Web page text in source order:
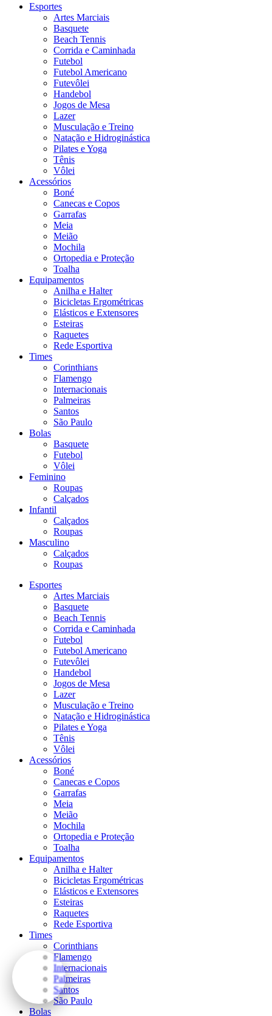
Esportes
Artes Marciais
Basquete
Beach Tennis
Corrida e Caminhada
Futebol
Futebol Americano
Futevôlei
Handebol
Jogos de Mesa
Lazer
Musculação e Treino
Natação e Hidroginástica
Pilates e Yoga
Tênis
Vôlei
Acessórios
Boné
Canecas e Copos
Garrafas
Meia
Meião
Mochila
Ortopedia e Proteção
Toalha
Equipamentos
Anilha e Halter
Bicicletas Ergométricas
Elásticos e Extensores
Esteiras
Raquetes
Rede Esportiva
Times
Corinthians
Flamengo
Internacionais
Palmeiras
Santos
São Paulo
Bolas
Basquete
Futebol
Vôlei
Feminino
Roupas
Calçados
Infantil
Calçados
Roupas
Masculino
Calçados
Roupas
Esportes
Artes Marciais
Basquete
Beach Tennis
Corrida e Caminhada
Futebol
Futebol Americano
Futevôlei
Handebol
Jogos de Mesa
Lazer
Musculação e Treino
Natação e Hidroginástica
Pilates e Yoga
Tênis
Vôlei
Acessórios
Boné
Canecas e Copos
Garrafas
Meia
Meião
Mochila
Ortopedia e Proteção
Toalha
Equipamentos
Anilha e Halter
Bicicletas Ergométricas
Elásticos e Extensores
Esteiras
Raquetes
Rede Esportiva
Times
Corinthians
Flamengo
Internacionais
Palmeiras
Santos
São Paulo
Bolas